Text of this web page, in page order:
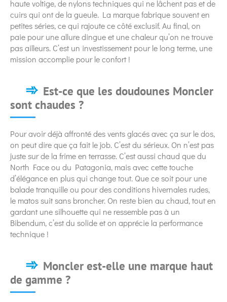
haute voltige, de nylons techniques qui ne lâchent pas et de
cuirs qui ont de la gueule. La marque fabrique souvent en
petites séries, ce qui rajoute ce côté exclusif. Au final, on
paie pour une allure dingue et une chaleur qu’on ne trouve
pas ailleurs. C’est un investissement pour le long terme, une
mission accomplie pour le confort !
Est-ce que les doudounes Moncler
sont chaudes ?
Pour avoir déjà affronté des vents glacés avec ça sur le dos,
on peut dire que ça fait le job. C’est du sérieux. On n’est pas
juste sur de la frime en terrasse. C’est aussi chaud que du
North Face ou du Patagonia, mais avec cette touche
d’élégance en plus qui change tout. Que ce soit pour une
balade tranquille ou pour des conditions hivernales rudes,
le matos suit sans broncher. On reste bien au chaud, tout en
gardant une silhouette qui ne ressemble pas à un
Bibendum, c’est du solide et on apprécie la performance
technique !
Moncler est-elle une marque haut
de gamme ?